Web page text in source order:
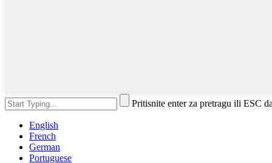
Pritisnite enter za pretragu ili ESC
English
French
German
Portuguese